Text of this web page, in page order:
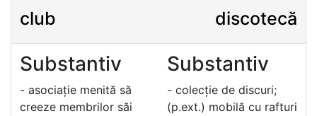
club discotecă
Substantiv
- asociație menită să
creeze membrilor săi
Substantiv
- colecție de discuri;
(p.ext.) mobilă cu rafturi